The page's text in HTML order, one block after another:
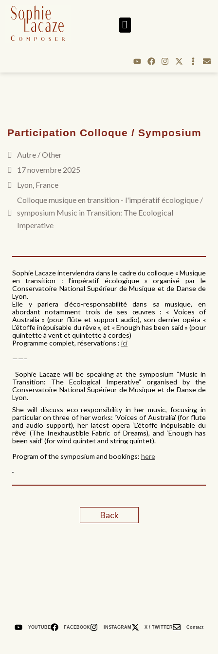
Participation Colloque / Symposium
Autre / Other
17 novembre 2025
Lyon, France
Colloque musique en transition - l'impératif écologique /
symposium Music in Transition: The Ecological
Imperative
Sophie Lacaze interviendra dans le cadre du colloque « Musique
en transition : l’impératif écologique » organisé par le
Conservatoire National Supérieur de Musique et de Danse de
Lyon.
Elle y parlera d’éco-responsabilité dans sa musique, en
abordant notamment trois de ses œuvres : « Voices of
Australia » (pour flûte et support audio), son dernier opéra «
L’étoffe inépuisable du rêve », et « Enough has been said » (pour
quintette à vent et quintette à cordes)
Programme complet, réservations : ici
——–
Sophie Lacaze will be speaking at the symposium “Music in
Transition: The Ecological Imperative” organised by the
Conservatoire National Supérieur de Musique et de Danse de
Lyon.
She will discuss eco-responsibility in her music, focusing in
particular on three of her works: ‘Voices of Australia’ (for flute
and audio support), her latest opera ‘L’étoffe inépuisable du
rêve’ (The Inexhaustible Fabric of Dreams), and ‘Enough has
been said’ (for wind quintet and string quintet).
Program of the symposium and bookings: here
Back
YOUTUBE FACEBOOK INSTAGRAM X / TWITTER Contact